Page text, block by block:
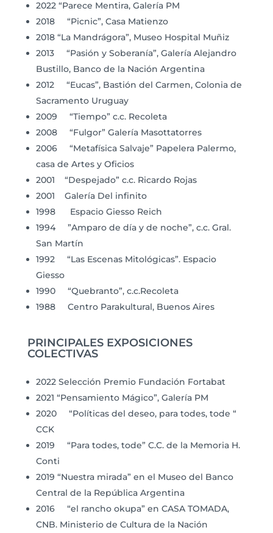
2022 “Parece Mentira, Galería PM
2018 “Picnic”, Casa Matienzo
2018 “La Mandrágora”, Museo Hospital Muñiz
2013 “Pasión y Soberanía”, Galería Alejandro
Bustillo, Banco de la Nación Argentina
2012 “Eucas”, Bastión del Carmen, Colonia de
Sacramento Uruguay
2009 “Tiempo” c.c. Recoleta
2008 “Fulgor” Galería Masottatorres
2006 “Metafísica Salvaje” Papelera Palermo,
casa de Artes y Oficios
2001 “Despejado” c.c. Ricardo Rojas
2001 Galería Del infinito
1998 Espacio Giesso Reich
1994 ”Amparo de día y de noche”, c.c. Gral.
San Martín
1992 “Las Escenas Mitológicas”. Espacio
Giesso
1990 “Quebranto”, c.c.Recoleta
1988 Centro Parakultural, Buenos Aires
PRINCIPALES EXPOSICIONES
COLECTIVAS
2022 Selección Premio Fundación Fortabat
2021 “Pensamiento Mágico”, Galería PM
2020 “Políticas del deseo, para todes, tode “
CCK
2019 “Para todes, tode” C.C. de la Memoria H.
Conti
2019 “Nuestra mirada” en el Museo del Banco
Central de la República Argentina
2016 “el rancho okupa” en CASA TOMADA,
CNB. Ministerio de Cultura de la Nación